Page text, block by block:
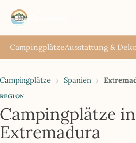
CampingplätzeAusstattung & Deko
Campingplätze › Spanien ›
REGION
Campingplätze in
Extremadura